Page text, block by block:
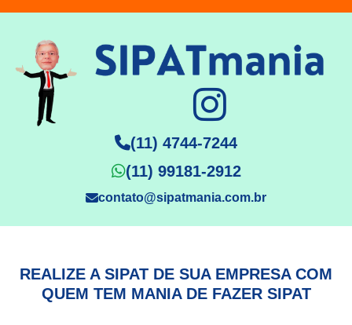
(11) 4744-7244
(11) 99181-2912
contato@sipatmania.com.br
REALIZE A SIPAT DE SUA EMPRESA COM
QUEM TEM MANIA DE FAZER SIPAT